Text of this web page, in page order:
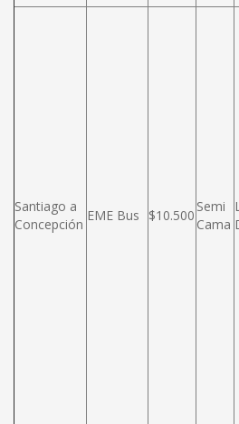
Santiago a
Concepción
EME Bus $10.500
Semi
Cama